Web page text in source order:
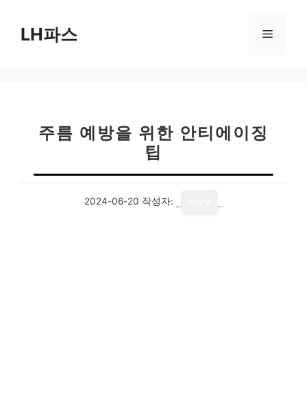
LH파스 메
주름 예방을 위한 안티에이징
팁
2024-06-20 작성자: